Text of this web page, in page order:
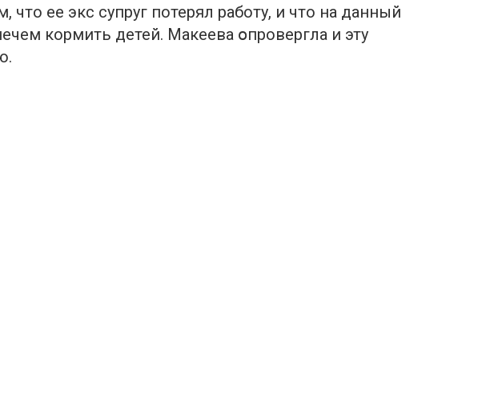
что ее экс супруг потерял работу, и что на данный
кормить детей. Макеева օпровергла и эту